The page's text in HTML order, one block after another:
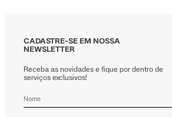
CADASTRE-SE EM NOSSA
NEWSLETTER
Receba as novidades e fique por dentro de
serviços exclusivos!